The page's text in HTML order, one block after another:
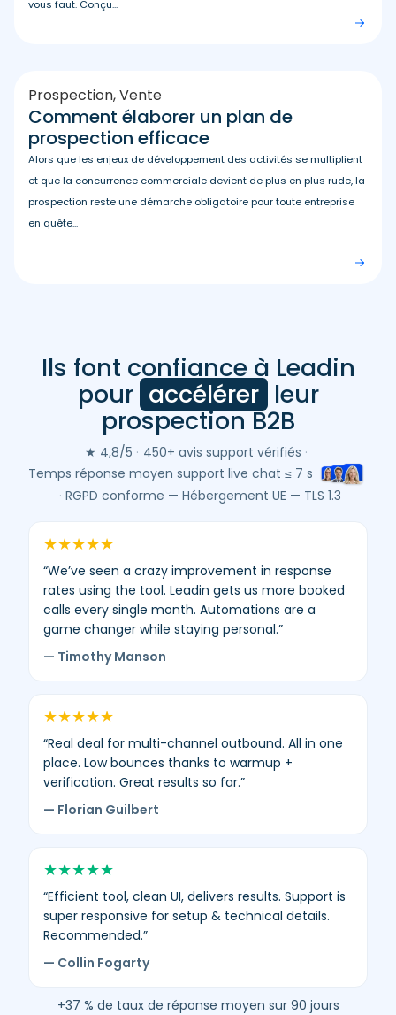
vous faut. Conçu...
Prospection,Vente
Comment élaborer un plan de
prospection efficace
Alors que les enjeux de développement des activités se multiplient
et que la concurrence commerciale devient de plus en plus rude, la
prospection reste une démarche obligatoire pour toute entreprise
en quête...
Avis
Trustpilot)
4,8/5
450+
avis
vérifiés.
Ils font confiance à Leadin
pour accélérer leur
prospection B2B
★ 4,8/5 · 450+ avis support vérifiés ·
Temps réponse moyen support live chat ≤ 7 s
· RGPD conforme — Hébergement UE — TLS 1.3
★★★★★
“We’ve seen a crazy improvement in response
rates using the tool. Leadin gets us more booked
calls every single month. Automations are a
game changer while staying personal.”
— Timothy Manson
★★★★★
“Real deal for multi-channel outbound. All in one
place. Low bounces thanks to warmup +
verification. Great results so far.”
— Florian Guilbert
★★★★★
“Efficient tool, clean UI, delivers results. Support is
super responsive for setup & technical details.
Recommended.”
— Collin Fogarty
+37 % de taux de réponse moyen sur 90 jours